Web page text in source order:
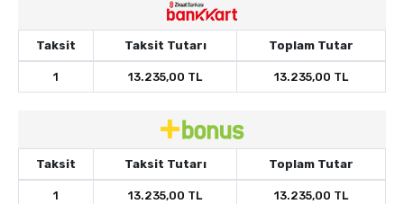
Taksit Taksit Tutarı Toplam Tutar
1 13.235,00 TL 13.235,00 TL
Taksit Taksit Tutarı Toplam Tutar
1 13.235,00 TL 13.235,00 TL